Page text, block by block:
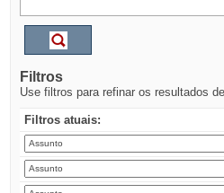
Filtros
Use filtros para refinar os resultados
Filtros atuais: